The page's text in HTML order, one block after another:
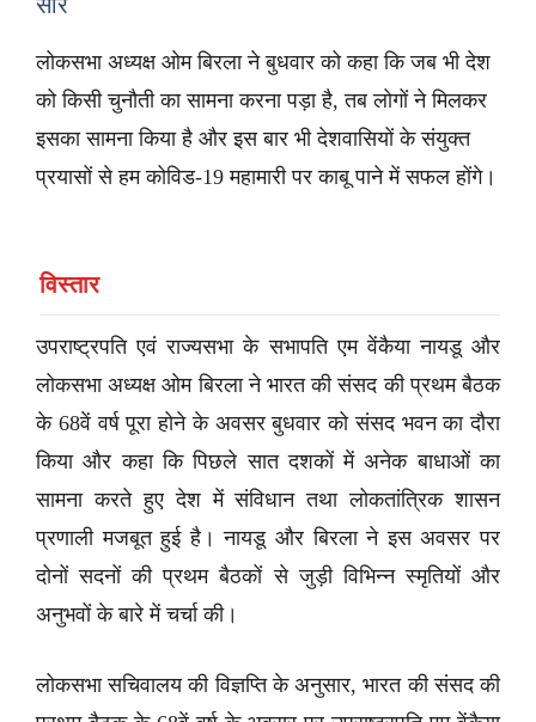
लोकसभा अध्यक्ष ओम बिरला ने बुधवार को कहा कि जब भी देश
को किसी चुनौती का सामना करना पड़ा है, तब लोगों ने मिलकर
इसका सामना किया है और इस बार भी देशवासियों के संयुक्त
प्रयासों से हम कोविड-19 महामारी पर काबू पाने में सफल होंगे।
विस्तार
उपराष्ट्रपति एवं राज्यसभा के सभापति एम वेंकैया नायडू और
लोकसभा अध्यक्ष ओम बिरला ने भारत की संसद की प्रथम बैठक
के 68वें वर्ष पूरा होने के अवसर बुधवार को संसद भवन का दौरा
किया और कहा कि पिछले सात दशकों में अनेक बाधाओं का
सामना करते हुए देश में संविधान तथा लोकतांत्रिक शासन
प्रणाली मजबूत हुई है। नायडू और बिरला ने इस अवसर पर
दोनों सदनों की प्रथम बैठकों से जुड़ी विभिन्न स्मृतियों और
अनुभवों के बारे में चर्चा की।
लोकसभा सचिवालय की विज्ञप्ति के अनुसार, भारत की संसद की